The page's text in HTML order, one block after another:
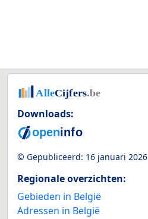
Downloads:
© Gepubliceerd: 16 januari 2026
Regionale overzichten:
Gebieden in België
Adressen in België